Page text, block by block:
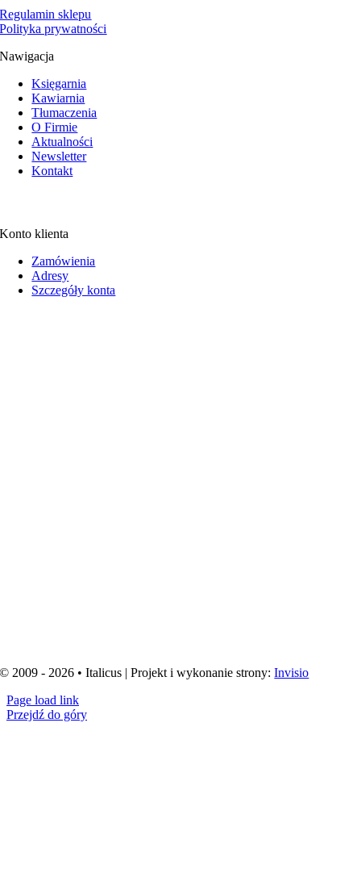
Regulamin sklepu
Polityka prywatności
Nawigacja
Księgarnia
Kawiarnia
Tłumaczenia
O Firmie
Aktualności
Newsletter
Kontakt
Konto klienta
Zamówienia
Adresy
Szczegóły konta
© 2009 - 2026 • Italicus | Projekt i wykonanie strony:Invisio
Page load link
Przejdź do góry